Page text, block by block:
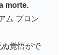
morte.
ム プロン
覚悟がで